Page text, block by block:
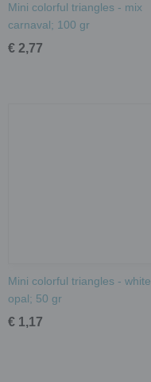
Mini colorful triangles - mix
carnaval; 100 gr
€ 2,77
Mini colorful triangles - white
opal; 50 gr
€ 1,17